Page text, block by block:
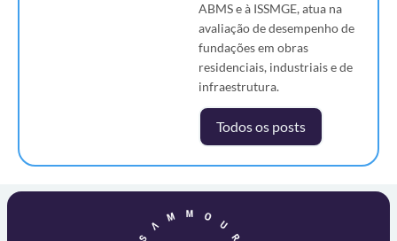
ABMS e à ISSMGE, atua na
avaliação de desempenho de
fundações em obras
residenciais, industriais e de
infraestrutura.
Todos os posts